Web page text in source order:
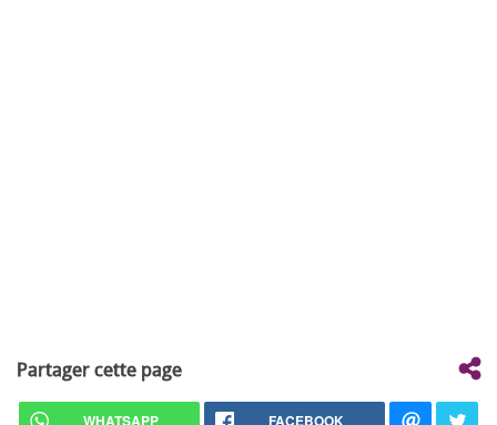
Partager cette page
WHATSAPP FACEBOOK